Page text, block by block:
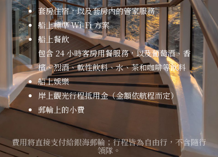
套房住宿，以及套房內的管家服務
船上標準 Wi-Fi 方案
船上餐飲
包含 24 小時客房用餐服務，以及葡萄酒、香
檳、烈酒、軟性飲料、水、茶和咖啡等飲料
船上娛樂
岸上觀光行程抵用金（金額依航程而定）
郵輪上的小費
額外的岸上觀光
岸上餐點與住宿
費用將直接支付給銀海郵輪；行程皆為自由行，不含隨行
領隊。